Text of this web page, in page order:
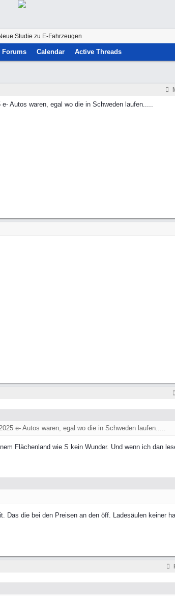
Studie zu E-Fahrzeugen
Forums Calendar Active Threads
Autos waren, egal wo die in Schweden laufen.....
e- Autos waren, egal wo die in Schweden laufen.....
Flächenland wie S kein Wunder. Und wenn ich dan
Das die bei den Preisen an den öff. Ladesäulen keiner